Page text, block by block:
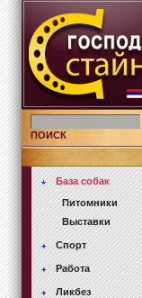
ПОИСК
База собак
Питомники
Выставки
Спорт
Работа
Ликбез